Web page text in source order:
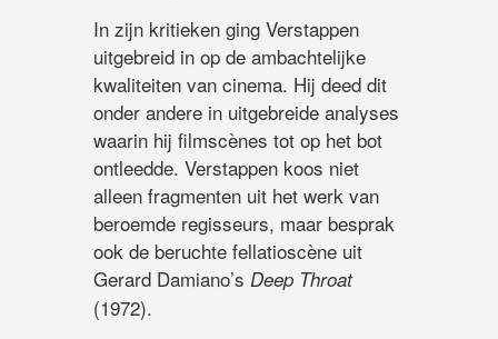
In zijn kritieken ging Verstappen
uitgebreid in op de ambachtelijke
kwaliteiten van cinema. Hij deed dit
onder andere in uitgebreide analyses
waarin hij filmscènes tot op het bot
ontleedde. Verstappen koos niet
alleen fragmenten uit het werk van
beroemde regisseurs, maar besprak
ook de beruchte fellatioscène uit
Gerard Damiano’s Deep Throat
(1972).